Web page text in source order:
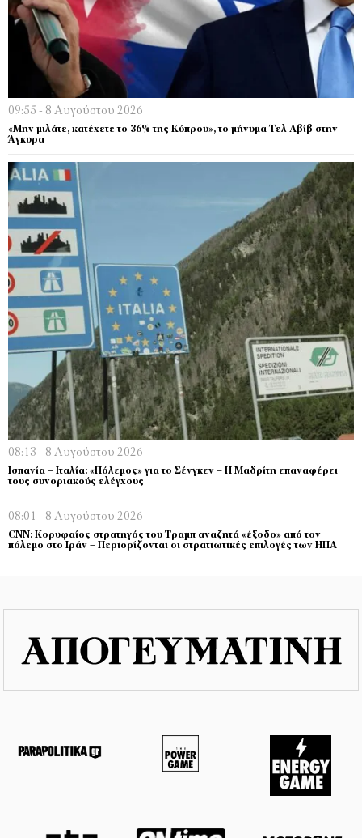
09:55 - 8 Αυγούστου 2026
«Μην μιλάτε, κατέχετε το 36% της Κύπρου», το μήνυμα Τελ Αβίβ στην
Άγκυρα
08:13 - 8 Αυγούστου 2026
Ισπανία – Ιταλία: «Πόλεμος» για το Σένγκεν – Η Μαδρίτη επαναφέρει
τους συνοριακούς ελέγχους
08:01 - 8 Αυγούστου 2026
CNN: Κορυφαίος στρατηγός του Τραμπ αναζητά «έξοδο» από τον
πόλεμο στο Ιράν – Περιορίζονται οι στρατιωτικές επιλογές των ΗΠΑ